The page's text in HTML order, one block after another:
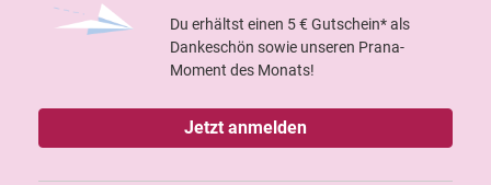
Du erhältst einen 5 € Gutschein* als
Dankeschön sowie unseren Prana-
Moment des Monats!
Jetzt anmelden